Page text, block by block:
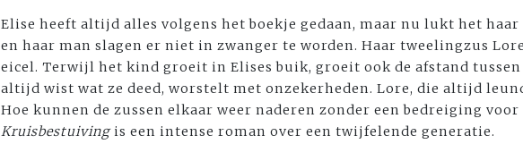
Elise heeft altijd alles volgens het boekje gedaan, maar nu lukt het
en haar man slagen er niet in zwanger te worden. Haar tweelingzus
eicel. Terwijl het kind groeit in Elises buik, groeit ook de afstand tussen
altijd wist wat ze deed, worstelt met onzekerheden. Lore, die altijd
Hoe kunnen de zussen elkaar weer naderen zonder een bedreiging voor
Kruisbestuiving is een intense roman over een twijfelende generatie.